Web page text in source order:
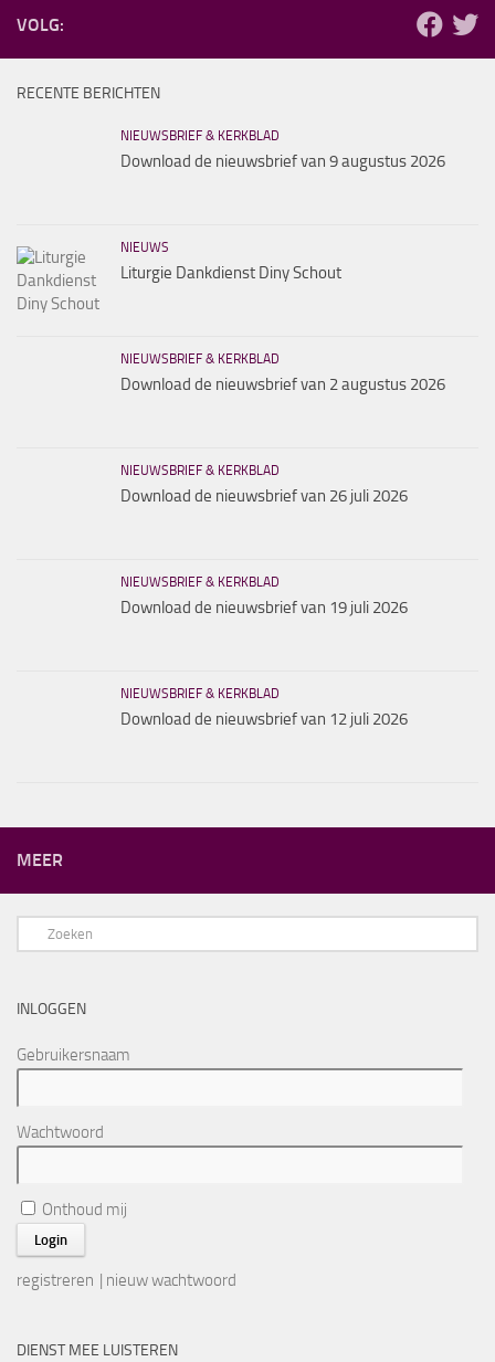
VOLG:
RECENTE BERICHTEN
NIEUWSBRIEF & KERKBLAD
Download de nieuwsbrief van 9 augustus 2026
NIEUWS
Liturgie Dankdienst Diny Schout
NIEUWSBRIEF & KERKBLAD
Download de nieuwsbrief van 2 augustus 2026
NIEUWSBRIEF & KERKBLAD
Download de nieuwsbrief van 26 juli 2026
NIEUWSBRIEF & KERKBLAD
Download de nieuwsbrief van 19 juli 2026
NIEUWSBRIEF & KERKBLAD
Download de nieuwsbrief van 12 juli 2026
MEER
INLOGGEN
Gebruikersnaam
Wachtwoord
Onthoud mij
registreren | nieuw wachtwoord
DIENST MEE LUISTEREN